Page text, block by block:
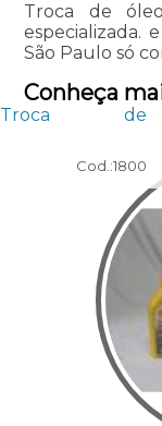
Troca de
especializada.
São Paulo só
Conheça
Troca
Cod.:1800